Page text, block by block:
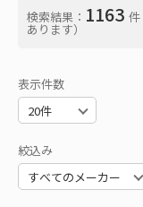
検索結果： 1163 件
あります）
表示件数
絞込み